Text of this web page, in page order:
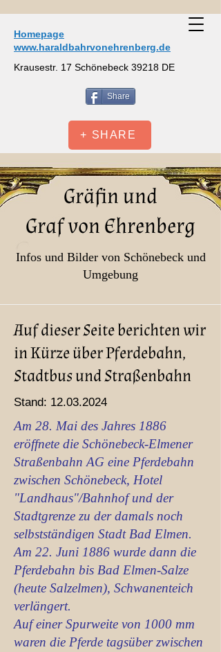
Homepage
www.haraldbahrvonehrenberg.de
Krausestr. 17 Schönebeck 39218 DE
Share
+ SHARE
Gräfin und
Graf von Ehrenberg
Infos und Bilder von Schönebeck und
Umgebung
Auf dieser Seite berichten wir
in Kürze über Pferdebahn,
Stadtbus und Straßenbahn
Stand: 12.03.2024
Am 28. Mai des Jahres 1886
eröffnete die Schönebeck-Elmener
Straßenbahn AG eine Pferdebahn
zwischen Schönebeck, Hotel
"Landhaus"/Bahnhof und der
Stadtgrenze zu der damals noch
selbstständigen Stadt Bad Elmen.
Am 22. Juni 1886 wurde dann die
Pferdebahn bis Bad Elmen-Salze
(heute Salzelmen), Schwanenteich
verlängert.
Auf einer Spurweite von 1000 mm
waren die Pferde tagsüber zwischen